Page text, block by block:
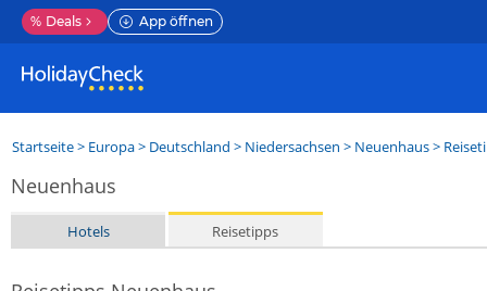
% Deals App öffnen
Startseite> Europa> Deutschland > Niedersachsen > Neuenhaus>
Neuenhaus
Hotels Reisetipps